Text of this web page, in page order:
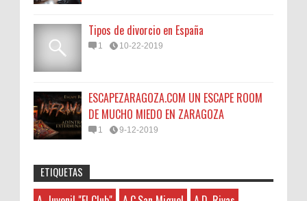
Tipos de divorcio en España
1 10-22-2019
ESCAPEZARAGOZA.COM UN ESCAPE ROOM
DE MUCHO MIEDO EN ZARAGOZA
1 9-12-2019
Sorteamos un Lomo Ibérico de Bellota de
Anonymous:
45N
ETIQUETAS